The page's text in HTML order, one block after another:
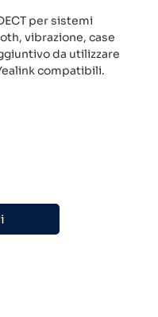
per sistemi
vibrazione, case
da utilizzare
compatibili.